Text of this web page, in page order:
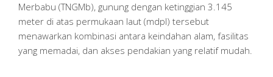
Merbabu (TNGMb), gunung dengan ketinggian 3.145
meter di atas permukaan laut (mdpl) tersebut
menawarkan kombinasi antara keindahan alam, fasilitas
yang memadai, dan akses pendakian yang relatif mudah.